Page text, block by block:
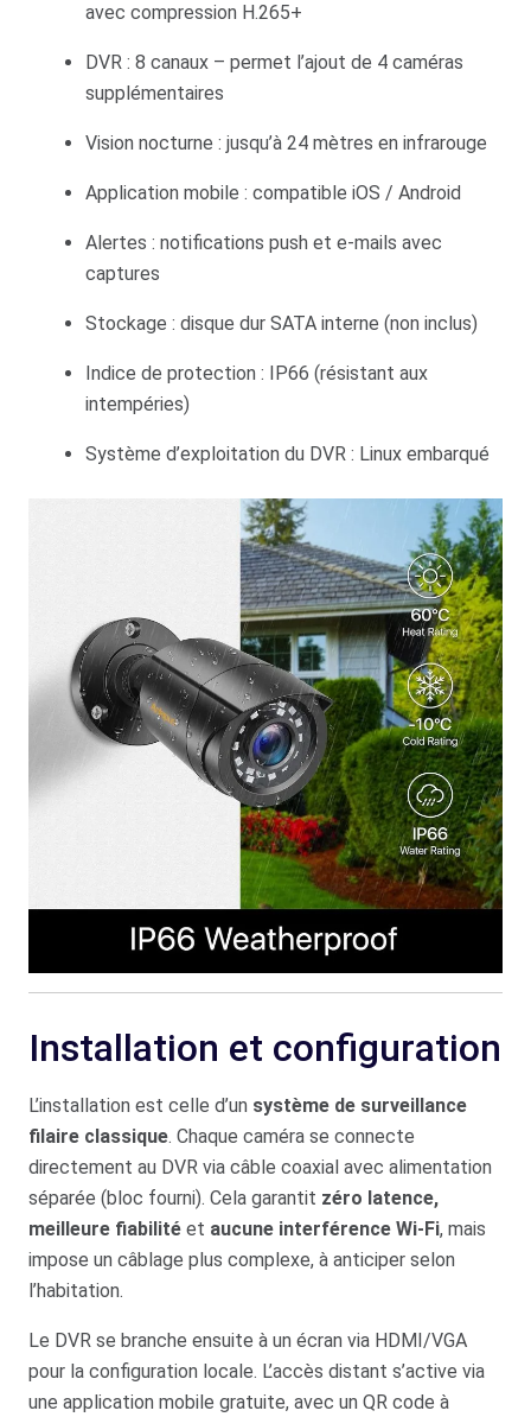
avec compression H.265+
DVR : 8 canaux – permet l’ajout de 4 caméras
supplémentaires
Vision nocturne : jusqu’à 24 mètres en infrarouge
Application mobile : compatible iOS / Android
Alertes : notifications push et e-mails avec
captures
Stockage : disque dur SATA interne (non inclus)
Indice de protection : IP66 (résistant aux
intempéries)
Système d’exploitation du DVR : Linux embarqué
Installation et configuration
L’installation est celle d’un système de surveillance
filaire classique. Chaque caméra se connecte
directement au DVR via câble coaxial avec alimentation
séparée (bloc fourni). Cela garantit zéro latence,
meilleure fiabilité et aucune interférence Wi-Fi, mais
impose un câblage plus complexe, à anticiper selon
l’habitation.
Le DVR se branche ensuite à un écran via HDMI/VGA
pour la configuration locale. L’accès distant s’active via
une application mobile gratuite, avec un QR code à